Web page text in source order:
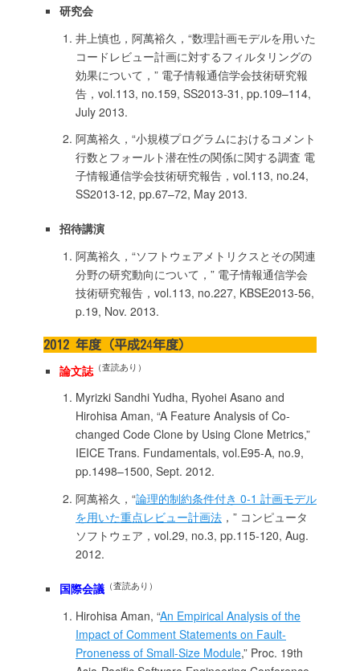
研究会
井上慎也，阿萬裕久，“数理計画モデルを用いた
コードレビュー計画に対するフィルタリングの
効果について，” 電子情報通信学会技術研究報
告，vol.113, no.159, SS2013-31, pp.109–114,
July 2013.
阿萬裕久，“小規模プログラムにおけるコメント
行数とフォールト潜在性の関係に関する調査 電
子情報通信学会技術研究報告，vol.113, no.24,
SS2013-12, pp.67–72, May 2013.
招待講演
阿萬裕久，“ソフトウェアメトリクスとその関連
分野の研究動向について，” 電子情報通信学会
技術研究報告，vol.113, no.227, KBSE2013-56,
p.19, Nov. 2013.
2012 年度（平成24年度）
論文誌 （査読あり）
Myrizki Sandhi Yudha, Ryohei Asano and
Hirohisa Aman, “A Feature Analysis of Co-
changed Code Clone by Using Clone Metrics,”
IEICE Trans. Fundamentals, vol.E95-A, no.9,
pp.1498–1500, Sept. 2012.
阿萬裕久，“論理的制約条件付き 0-1 計画モデル
を用いた重点レビュー計画法 ，” コンピュータ
ソフトウェア，vol.29, no.3, pp.115-120, Aug.
2012.
国際会議 （査読あり）
Hirohisa Aman, “An Empirical Analysis of the
Impact of Comment Statements on Fault-
Proneness of Small-Size Module,” Proc. 19th